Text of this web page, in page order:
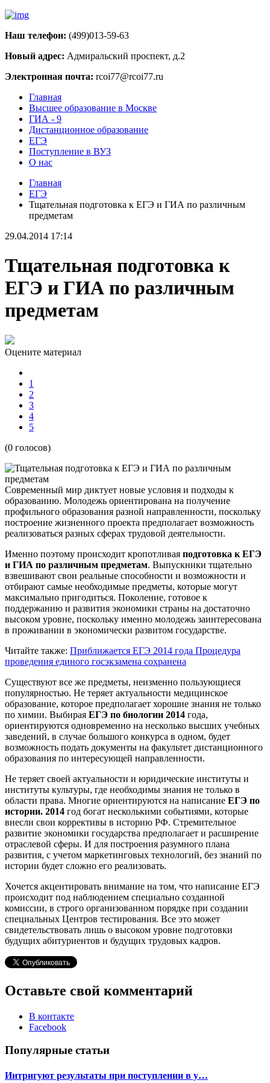
Наш телефон: (499)013-59-63
Новый адрес: Адмиральский проспект, д.2
Электронная почта: rcoi77@rcoi77.ru
Главная
Высшее образование в Москве
ГИА - 9
Дистанционное образование
ЕГЭ
Поступление в ВУЗ
О нас
Главная
ЕГЭ
Тщательная подготовка к ЕГЭ и ГИА по различным
предметам
29.04.2014 17:14
Тщательная подготовка к
ЕГЭ и ГИА по различным
предметам
Оцените материал
1
2
3
4
5
(0 голосов)
Современный мир диктует новые условия и подходы к
образованию. Молодежь ориентирована на получение
профильного образования разной направленности, поскольку
построение жизненного проекта предполагает возможность
реализоваться разных сферах трудовой деятельности.
Именно поэтому происходит кропотливая подготовка к ЕГЭ
и ГИА по различным предметам. Выпускники тщательно
взвешивают свои реальные способности и возможности и
отбирают самые необходимые предметы, которые могут
максимально пригодиться. Поколение, готовое к
поддержанию и развития экономики страны на достаточно
высоком уровне, поскольку именно молодежь заинтересована
в проживании в экономически развитом государстве.
Читайте также: Приближается ЕГЭ 2014 года Процедура
проведения единого госэкзамена сохранена
Существуют все же предметы, неизменно пользующиеся
популярностью. Не теряет актуальности медицинское
образование, которое предполагает хорошие знания не только
по химии. Выбирая ЕГЭ по биологии 2014 года,
ориентируются одновременно на несколько высших учебных
заведений, в случае большого конкурса в одном, будет
возможность подать документы на факультет дистанционного
образования по интересующей направленности.
Не теряет своей актуальности и юридические институты и
институты культуры, где необходимы знания не только в
области права. Многие ориентируются на написание ЕГЭ по
истории. 2014 год богат несколькими событиями, которые
внесли свои коррективы в историю РФ. Стремительное
развитие экономики государства предполагает и расширение
отраслевой сферы. И для построения разумного плана
развития, с учетом маркетинговых технологий, без знаний по
истории будет сложно его реализовать.
Хочется акцентировать внимание на том, что написание ЕГЭ
происходит под наблюдением специально созданной
комиссии, в строго организованном порядке при создании
специальных Центров тестирования. Все это может
свидетельствовать лишь о высоком уровне подготовки
будущих абитуриентов и будущих трудовых кадров.
Оставьте свой комментарий
В контакте
Facebook
Популярные статьи
Интригуют результаты при поступлении в у…